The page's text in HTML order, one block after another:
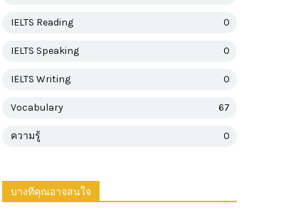
IELTS Reading 0
IELTS Speaking 0
IELTS Writing 0
Vocabulary 67
ความรู้ 0
บางทีคุณอาจสนใจ